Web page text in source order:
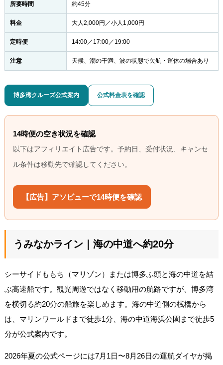
所要時間 約45分
料金 大人2,000円／小人1,000円
定時便 14:00／17:00／19:00
注意 天候、潮の干満、波の状態で欠航・運休の場合あり
博多湾クルーズ公式案内 公式料金表を確認
14時便の空き状況を確認
以下はアフィリエイト広告です。予約日、受付状況、キャンセ
ル条件は移動先で確認してください。
【広告】アソビューで14時便を確認
うみなかライン｜海の中道へ約20分
シーサイドももち（マリゾン）または博多ふ頭と海の中道を結
ぶ高速船です。観光周遊ではなく移動用の航路ですが、博多湾
を横切る約20分の船旅を楽しめます。海の中道側の桟橋から
は、マリンワールドまで徒歩1分、海の中道海浜公園まで徒歩5
分が公式案内です。
2026年夏の公式ページには7月1日〜8月26日の運航ダイヤが掲